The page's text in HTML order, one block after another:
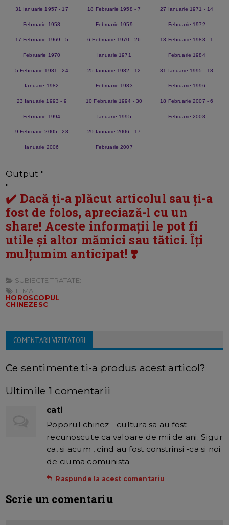
31 Ianuarie 1957 - 17
Februarie 1958
17 Februarie 1969 - 5
Februarie 1970
5 Februarie 1981 - 24
Ianuarie 1982
23 Ianuarie 1993 - 9
Februarie 1994
9 Februarie 2005 - 28
Ianuarie 2006
18 Februarie 1958 - 7
Februarie 1959
6 Februarie 1970 - 26
Ianuarie 1971
25 Ianuarie 1982 - 12
Februarie 1983
10 Februarie 1994 - 30
Ianuarie 1995
29 Ianuarie 2006 - 17
Februarie 2007
27 Ianuarie 1971 - 14
Februarie 1972
13 Februarie 1983 - 1
Februarie 1984
31 Ianuarie 1995 - 18
Februarie 1996
18 Februarie 2007 - 6
Februarie 2008
Output "
"
✔️ Dacă ți-a plăcut articolul sau ți-a
fost de folos, apreciază-l cu un
share! Aceste informații le pot fi
utile și altor mămici sau tătici. Îți
mulțumim anticipat! ❣️
SUBIECTE TRATATE:
TEMA:
HOROSCOPUL
CHINEZESC
COMENTARII VIZITATORI
Ce sentimente ti-a produs acest articol?
Ultimile 1 comentarii
cati
Poporul chinez - cultura sa au fost
recunoscute ca valoare de mii de ani. Sigur
ca, si acum , cind au fost constrinsi -ca si noi
de ciuma comunista -
Raspunde la acest comentariu
Scrie un comentariu